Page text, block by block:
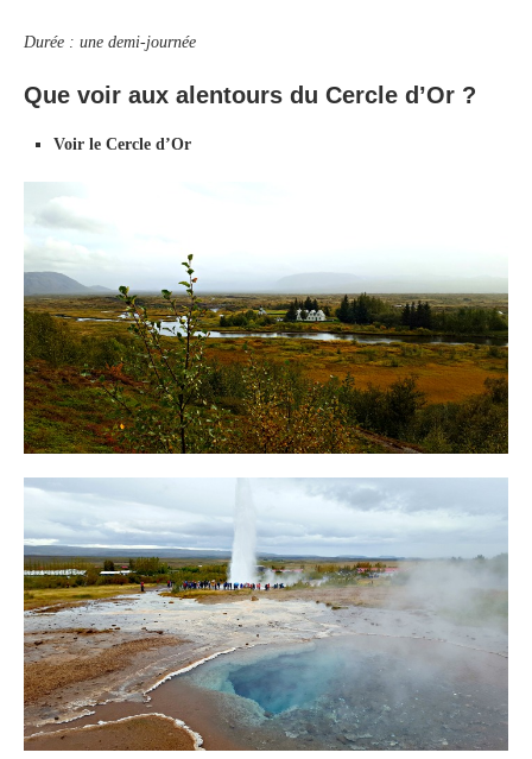
Durée : une demi-journée
Que voir aux alentours du Cercle d’Or ?
Voir le Cercle d’Or